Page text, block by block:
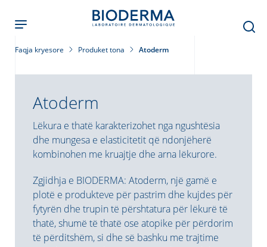
content
Faqja kryesore Produket tona Atoderm
Atoderm
Lëkura e thatë karakterizohet nga ngushtësia
dhe mungesa e elasticitetit që ndonjëherë
kombinohen me kruajtje dhe arna lëkurore.
Zgjidhja e BIODERMA: Atoderm, një gamë e
plotë e produkteve për pastrim dhe kujdes për
fytyrën dhe trupin të përshtatura për lëkurë të
thatë, shumë të thatë ose atopike për përdorim
të përditshëm, si dhe së bashku me trajtime